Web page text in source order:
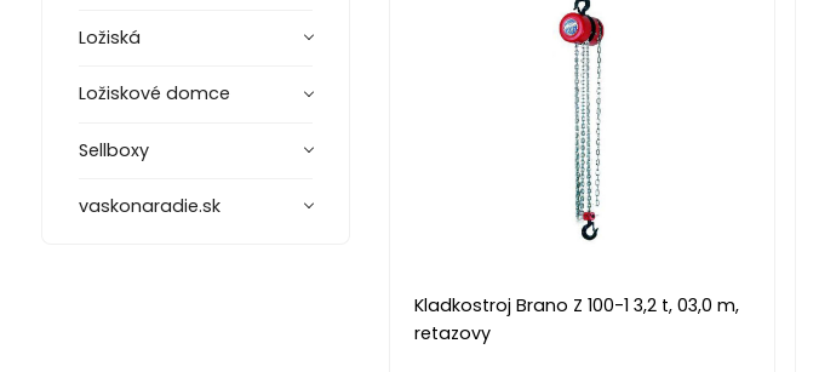
Ložiská
Ložiskové domce
Sellboxy
vaskonaradie.sk
Kladkostroj Brano Z 100-1 3,2 t, 03,0 m,
retazovy